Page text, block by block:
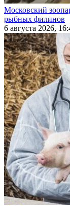
Московский
рыбных филинов
6 августа 2026,